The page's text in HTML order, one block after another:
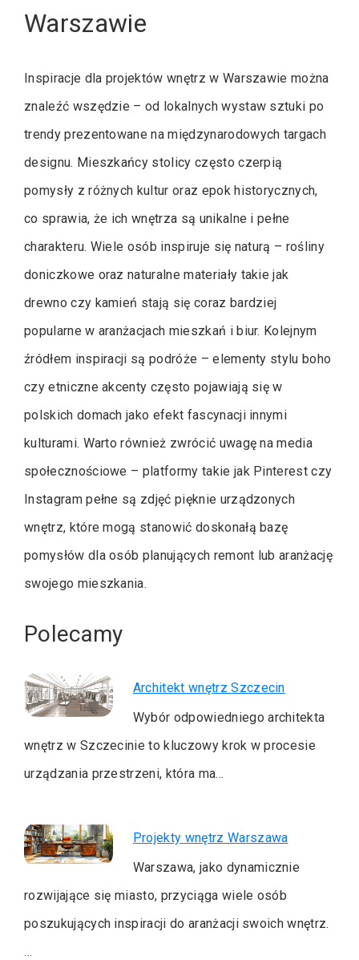
Warszawie
Inspiracje dla projektów wnętrz w Warszawie można
znaleźć wszędzie – od lokalnych wystaw sztuki po
trendy prezentowane na międzynarodowych targach
designu. Mieszkańcy stolicy często czerpią
pomysły z różnych kultur oraz epok historycznych,
co sprawia, że ich wnętrza są unikalne i pełne
charakteru. Wiele osób inspiruje się naturą – rośliny
doniczkowe oraz naturalne materiały takie jak
drewno czy kamień stają się coraz bardziej
popularne w aranżacjach mieszkań i biur. Kolejnym
źródłem inspiracji są podróże – elementy stylu boho
czy etniczne akcenty często pojawiają się w
polskich domach jako efekt fascynacji innymi
kulturami. Warto również zwrócić uwagę na media
społecznościowe – platformy takie jak Pinterest czy
Instagram pełne są zdjęć pięknie urządzonych
wnętrz, które mogą stanowić doskonałą bazę
pomysłów dla osób planujących remont lub aranżację
swojego mieszkania.
Polecamy
Architekt wnętrz Szczecin
Wybór odpowiedniego architekta
wnętrz w Szczecinie to kluczowy krok w procesie
urządzania przestrzeni, która ma…
Projekty wnętrz Warszawa
Warszawa, jako dynamicznie
rozwijające się miasto, przyciąga wiele osób
poszukujących inspiracji do aranżacji swoich wnętrz.
…